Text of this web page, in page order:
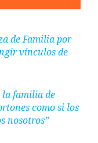
de Familia por
vínculos de
la familia de
como si los
nosotros”